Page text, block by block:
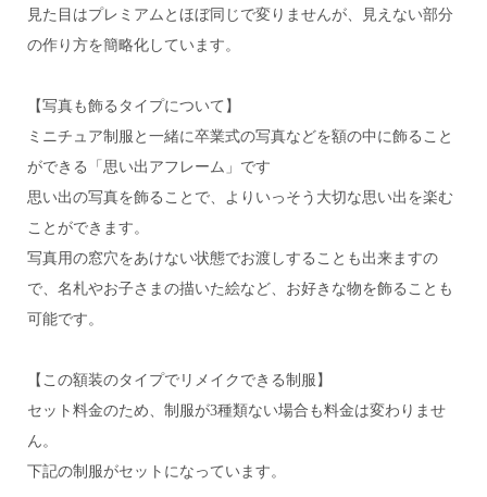
見た目はプレミアムとほぼ同じで変りませんが、見えない部分
の作り方を簡略化しています。
【写真も飾るタイプについて】
ミニチュア制服と一緒に卒業式の写真などを額の中に飾ること
ができる「思い出アフレーム」です
思い出の写真を飾ることで、よりいっそう大切な思い出を楽む
ことができます。
写真用の窓穴をあけない状態でお渡しすることも出来ますの
で、名札やお子さまの描いた絵など、お好きな物を飾ることも
可能です。
【この額装のタイプでリメイクできる制服】
セット料金のため、制服が3種類ない場合も料金は変わりませ
ん。
下記の制服がセットになっています。